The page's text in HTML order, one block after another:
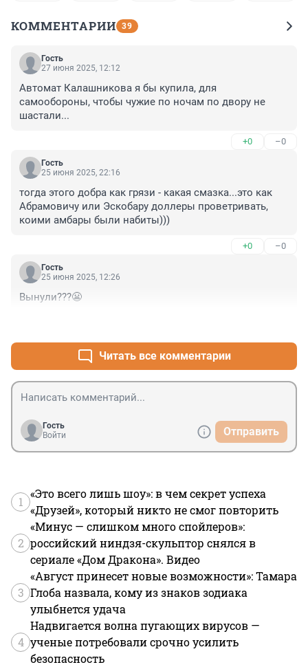
КОММЕНТАРИИ 39
Гость
27 июня 2025, 12:12
Автомат Калашникова я бы купила, для
самообороны, чтобы чужие по ночам по двору не
шастали...
+0 –0
Гость
25 июня 2025, 22:16
тогда этого добра как грязи - какая смазка...это как
Абрамовичу или Эскобару доллеры проветривать,
коими амбары были набиты)))
+0 –0
Гость
25 июня 2025, 12:26
Вынули???😬
Читать все комментарии
Гость
Войти
Отправить
1
«Это всего лишь шоу»: в чем секрет успеха
«Друзей», который никто не смог повторить
2
«Минус — слишком много спойлеров»:
российский ниндзя-скульптор снялся в
сериале «Дом Дракона». Видео
3
«Август принесет новые возможности»: Тамара
Глоба назвала, кому из знаков зодиака
улыбнется удача
4
Надвигается волна пугающих вирусов —
ученые потребовали срочно усилить
безопасность